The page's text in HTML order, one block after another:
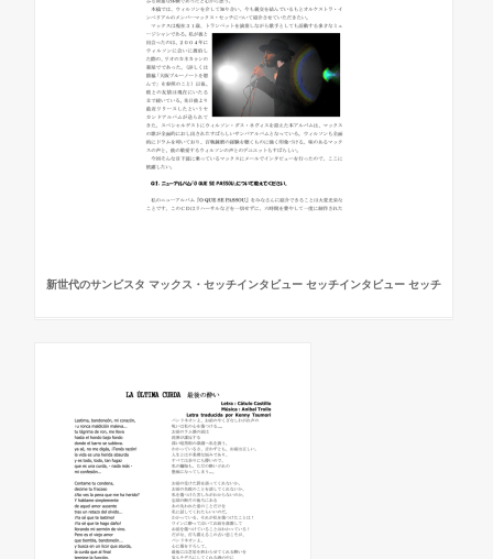
新世代のサンビスタ マックス・セッチインタビュー セッチインタビュー セッチ